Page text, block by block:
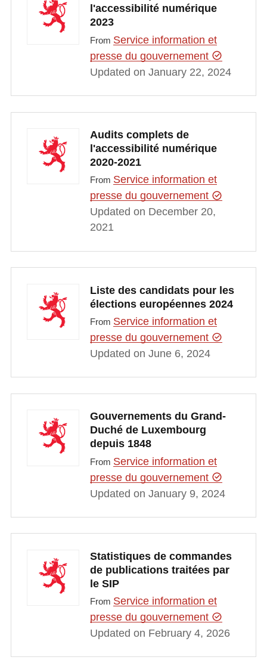
l'accessibilité numérique
2023
From Service information et
presse du gouvernement
Updated on January 22, 2024
Audits complets de
l'accessibilité numérique
2020-2021
From Service information et
presse du gouvernement
Updated on December 20,
2021
Liste des candidats pour les
élections européennes 2024
From Service information et
presse du gouvernement
Updated on June 6, 2024
Gouvernements du Grand-
Duché de Luxembourg
depuis 1848
From Service information et
presse du gouvernement
Updated on January 9, 2024
Statistiques de commandes
de publications traitées par
le SIP
From Service information et
presse du gouvernement
Updated on February 4, 2026